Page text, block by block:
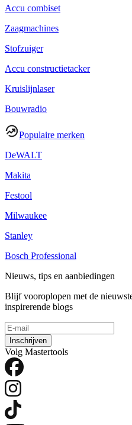
Accu combiset
Zaagmachines
Stofzuiger
Accu constructietacker
Kruislijnlaser
Bouwradio
Populaire merken
DeWALT
Makita
Festool
Milwaukee
Stanley
Bosch Professional
Nieuws, tips en aanbiedingen
Blijf vooroplopen met de
inspirerende blogs
Inschrijven
Volg Mastertools